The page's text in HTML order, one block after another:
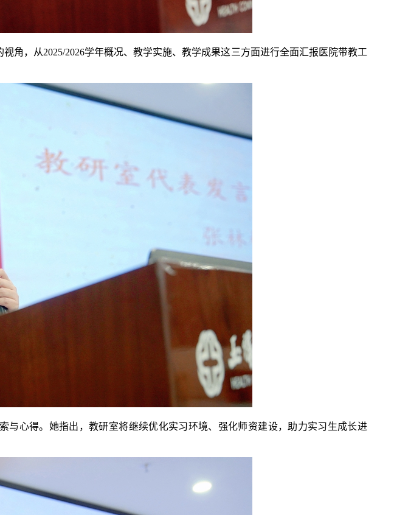
视角，从2025/2026学年概况、教学实施、教学成果这三方面进行全面汇报医院带教工
心得。她指出，教研室将继续优化实习环境、强化师资建设，助力实习生成长进